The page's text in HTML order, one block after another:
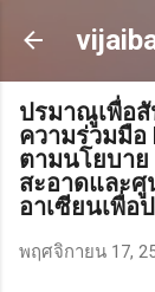
ปรมาณูเพื่อสั
ความร่วมมือ
ตามนโยบาย
สะอาดและศู
อาเซียนเพื่อ
พฤศจิกายน 17,